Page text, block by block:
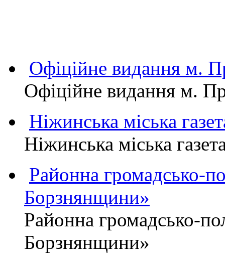
Офіційне видання
Офіційне видання м.
Ніжинська міська
Ніжинська міська
Районна громадсько-
Борзнянщини»
Районна громадсько-
Борзнянщини»